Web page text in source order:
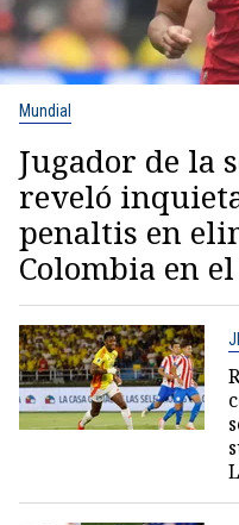
Mundial
Jugador de la
reveló
penaltis en
Colombia en